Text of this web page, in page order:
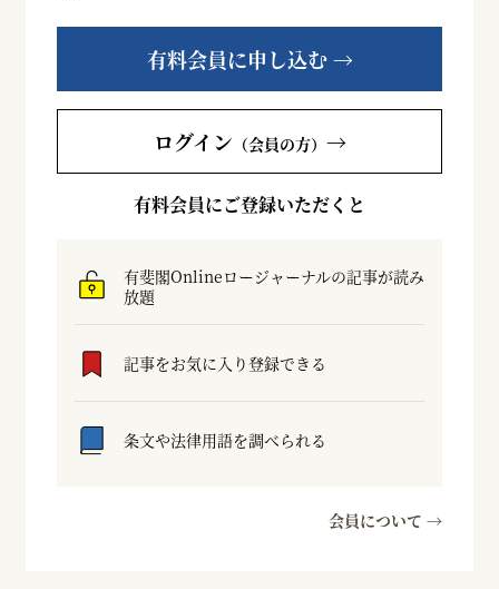
有料会員に申し込む →
ログイン （会員の方） →
有料会員にご登録いただくと
有斐閣Onlineロージャーナルの記事が読み
放題
記事をお気に入り登録できる
条文や法律用語を調べられる
会員について →